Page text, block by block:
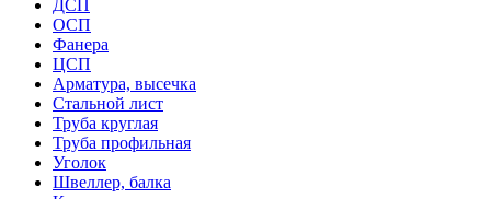
ДСП
ОСП
Фанера
ЦСП
Арматура, высечка
Стальной лист
Труба круглая
Труба профильная
Уголок
Швеллер, балка